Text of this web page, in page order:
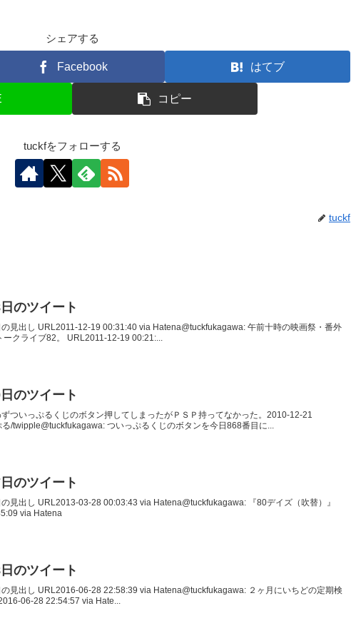
シェアする
Facebook はてブ
コピー
tuckfをフォローする
tuckf
のツイート
見出し URL2011-12-19 00:31:40 via Hatena@tuckfukagawa: 午前十時の映画祭・番外
ークライブ82。 URL2011-12-19 00:21:...
のツイート
ついっぷるくじのボタン押してしまったがＰＳＰ持ってなかった。2010-12-21
/twipple@tuckfukagawa: ついっぷるくじのボタンを今日868番目に...
のツイート
見出し URL2013-03-28 00:03:43 via Hatena@tuckfukagawa: 『80デイズ（吹替）』
via Hatena
のツイート
見出し URL2016-06-28 22:58:39 via Hatena@tuckfukagawa: ２ヶ月にいちどの定期検
06-28 22:54:57 via Hate...